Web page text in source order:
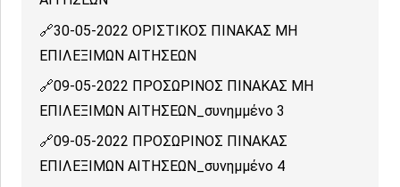
30-05-2022 ΟΡΙΣΤΙΚΟΣ ΠΙΝΑΚΑΣ ΜΗ
ΕΠΙΛΕΞΙΜΩΝ ΑΙΤΗΣΕΩΝ
09-05-2022 ΠΡΟΣΩΡΙΝΟΣ ΠΙΝΑΚΑΣ ΜΗ
ΕΠΙΛΕΞΙΜΩΝ ΑΙΤΗΣΕΩΝ_συνημμένο 3
09-05-2022 ΠΡΟΣΩΡΙΝΟΣ ΠΙΝΑΚΑΣ
ΕΠΙΛΕΞΙΜΩΝ ΑΙΤΗΣΕΩΝ_συνημμένο 4